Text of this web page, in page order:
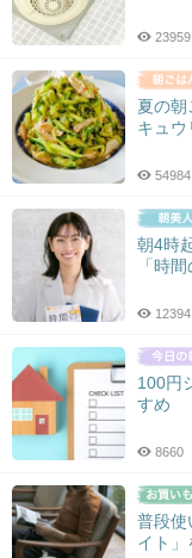
23959
夏の朝
キュウ
54984
朝4時
「時
12394
100円
すめ
8660
普段使
イト」